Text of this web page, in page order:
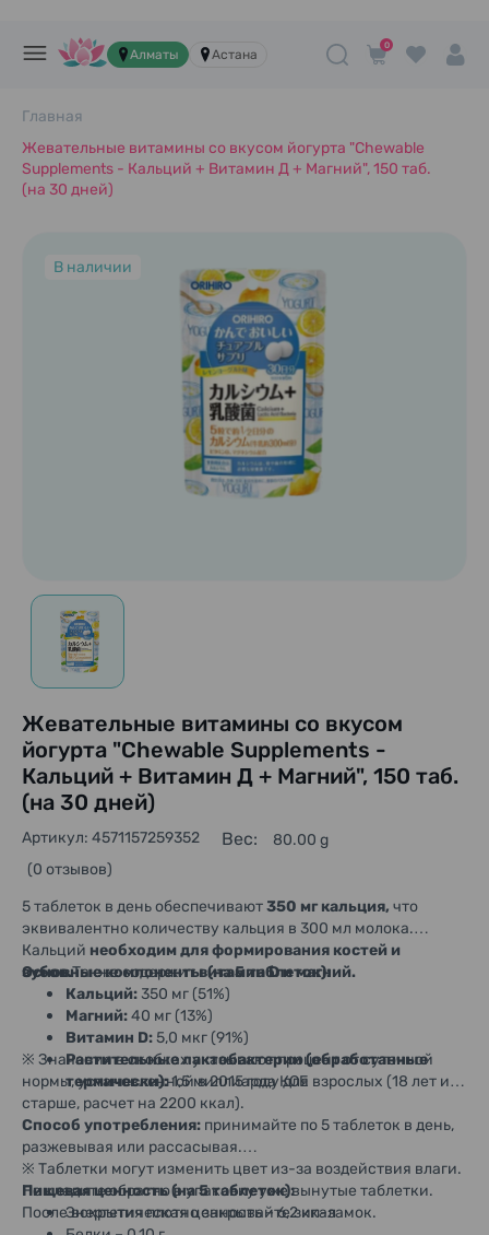
Алматы Астана
0
Главная
Жевательные витамины со вкусом йогурта "Chewable
Supplements - Кальций + Витамин Д + Магний", 150 таб.
(на 30 дней)
В наличии
Жевательные витамины со вкусом
йогурта "Chewable Supplements -
Кальций + Витамин Д + Магний", 150 таб.
(на 30 дней)
(0 отзывов)
Артикул: 4571157259352 Вес: 80.00 g
5 таблеток в день обеспечивают350 мг кальция, что
эквивалентно количеству кальция в 300 мл молока.
Кальций необходим для формирования костей и
зубов.Также содержитвитамин D и магний.
Основные компоненты (на 5 таблеток):
Кальций: 350 мг (51%)
Магний:40 мг (13%)
Витамин D:5,0 мкг (91%)
Растительные лактобактерии (обработанные
термически):1,5 миллиарда КОЕ
※ Значения в скобках указывают процент от суточной
нормы, установленной в 2015 году для взрослых (18 лет и
старше, расчет на 2200 ккал).
Способ употребления: принимайте по 5 таблеток в день,
разжевывая или рассасывая.
※ Таблетки могут изменить цвет из-за воздействия влаги.
Не кладите обратно в упаковку уже вынутые таблетки.
После вскрытия плотно закрывайте зип-замок.
Пищевая ценность (на 5 таблеток):
Энергетическая ценность – 6,2 ккал